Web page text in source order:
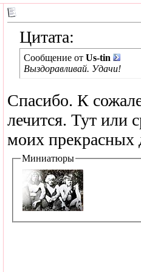
Цитата:
Сообщение от Us-tin
Выздоравливай. Удачи!
Спасибо. К
лечится. Тут или
моих прекрасных
Миниатюры